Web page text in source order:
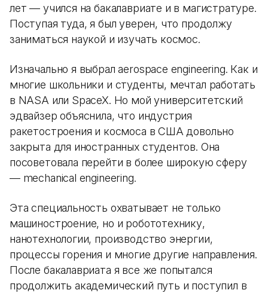
лет — учился на бакалавриате и в магистратуре.
Поступая туда, я был уверен, что продолжу
заниматься наукой и изучать космос.
Изначально я выбрал aerospace engineering. Как и
многие школьники и студенты, мечтал работать
в NASA или SpaceX. Но мой университетский
эдвайзер объяснила, что индустрия
ракетостроения и космоса в США довольно
закрыта для иностранных студентов. Она
посоветовала перейти в более широкую сферу
— mechanical engineering.
Эта специальность охватывает не только
машиностроение, но и робототехнику,
нанотехнологии, производство энергии,
процессы горения и многие другие направления.
После бакалавриата я все же попытался
продолжить академический путь и поступил в